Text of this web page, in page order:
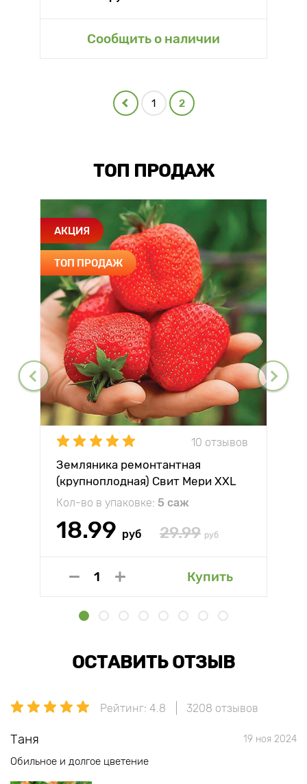
Сообщить о наличии
1 2
ТОП ПРОДАЖ
АКЦИЯ
ТОП ПРОДАЖ
10 отзывов
Земляника ремонтантная
(крупноплодная) Свит Мери XXL
Кол-во в упаковке: 5 саж
18.99 руб 29.99 руб
Купить
ОСТАВИТЬ ОТЗЫВ
Рейтинг: 4.8 3208 отзывов
Таня 19 ноя 2024
Обильное и долгое цветение